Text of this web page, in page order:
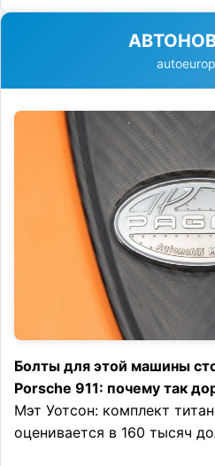
Болты для этой машины
Porsche 911: почему так
Мэт Уотсон: комплект
оценивается в 160 тысяч